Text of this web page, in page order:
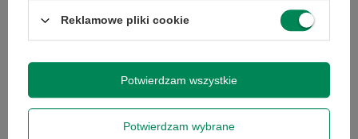
obejmuje zamówień hurtowych.
na potrzeby newslettera. Więcej wpolityce
Reklamowe pliki cookie
Potwierdzam wybrane
Potwierdzam wszystkie